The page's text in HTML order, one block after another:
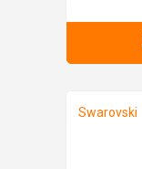
Swarovski